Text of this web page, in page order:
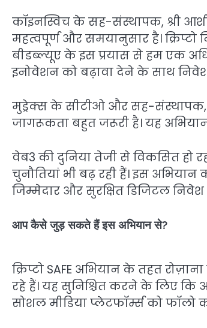
कॉइनस्विच के सह-संस्थापक, श्री
महत्वपूर्ण और समयानुसार है।
बीडब्ल्यूए के इस प्रयास से हम एक
इनोवेशन को बढ़ावा देने के साथ
मुड्रेक्स के सीटीओ और सह-
जागरूकता बहुत जरूरी है। यह अभियान
वेब3 की दुनिया तेजी से विकसित हो
चुनौतियां भी बढ़ रही हैं। इस
जिम्मेदार और सुरक्षित डिजिटल
आप कैसे जुड़ सकते हैं इस अभियान से?
क्रिप्टो SAFE अभियान के तहत
रहे हैं। यह सुनिश्चित करने के लिए
सोशल मीडिया प्लेटफॉर्म्स को